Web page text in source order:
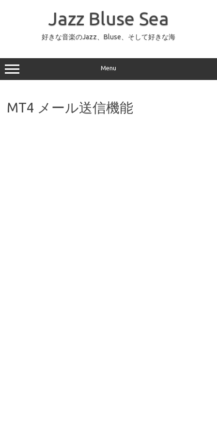
ッ
プ
Jazz Bluse Sea
好きな音楽のJazz、Bluse、そして好きな海
Menu
MT4 メール送信機能